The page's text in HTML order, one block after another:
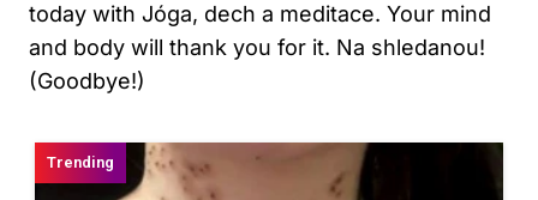
today with Jóga, dech a meditace. Your mind
and body will thank you for it. Na shledanou!
(Goodbye!)